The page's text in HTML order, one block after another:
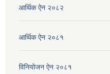
आर्थिक ऐन २०८२
आर्थिक ऐन २०८१
विनियोजन ऐन २०८१